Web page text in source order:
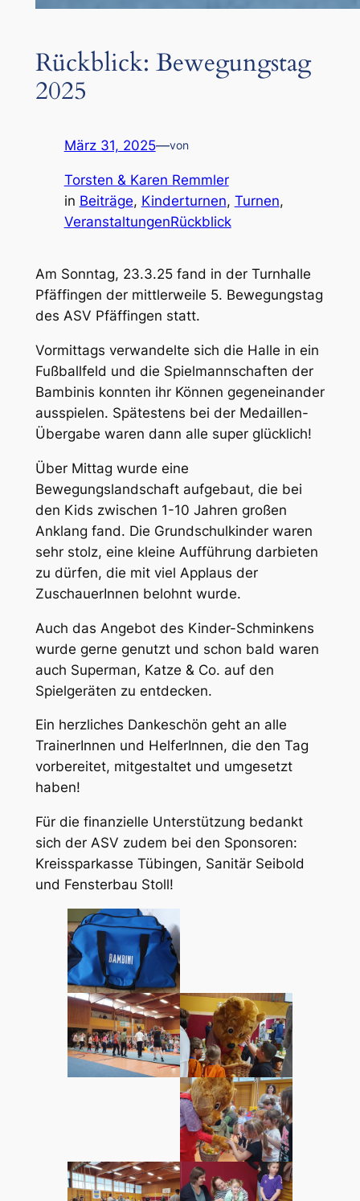
Rückblick: Bewegungstag
2025
März 31, 2025—von
Torsten & Karen Remmler
in Beiträge, Kinderturnen, Turnen
VeranstaltungenRückblick
Am Sonntag, 23.3.25 fand in der Turnhalle
Pfäffingen der mittlerweile 5. Bewegungstag
des ASV Pfäffingen statt.
Vormittags verwandelte sich die Halle in ein
Fußballfeld und die Spielmannschaften der
Bambinis konnten ihr Können gegeneinander
ausspielen. Spätestens bei der Medaillen-
Übergabe waren dann alle super glücklich!
Über Mittag wurde eine
Bewegungslandschaft aufgebaut, die bei
den Kids zwischen 1-10 Jahren großen
Anklang fand. Die Grundschulkinder waren
sehr stolz, eine kleine Aufführung darbieten
zu dürfen, die mit viel Applaus der
ZuschauerInnen belohnt wurde.
Auch das Angebot des Kinder-Schminkens
wurde gerne genutzt und schon bald waren
auch Superman, Katze & Co. auf den
Spielgeräten zu entdecken.
Ein herzliches Dankeschön geht an alle
TrainerInnen und HelferInnen, die den Tag
vorbereitet, mitgestaltet und umgesetzt
haben!
Für die finanzielle Unterstützung bedankt
sich der ASV zudem bei den Sponsoren:
Kreissparkasse Tübingen, Sanitär Seibold
und Fensterbau Stoll!